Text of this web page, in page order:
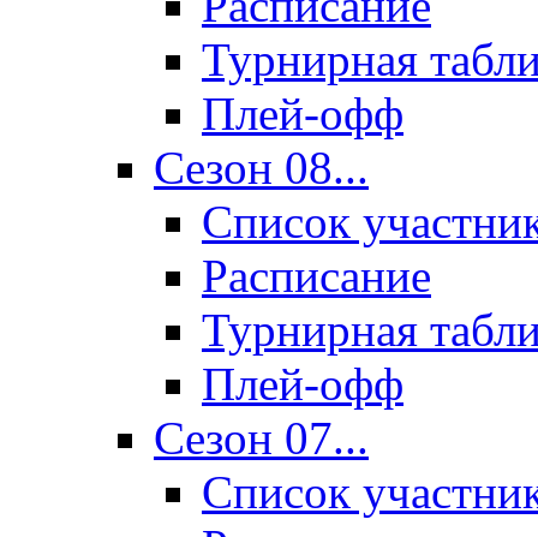
Турнирная
Плей-офф
Сезон 08...
Список
Расписание
Турнирная
Плей-офф
Сезон 07...
Список